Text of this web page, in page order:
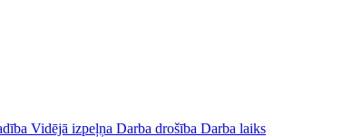
Vidējā izpeļņa Darba drošība Darba laiks